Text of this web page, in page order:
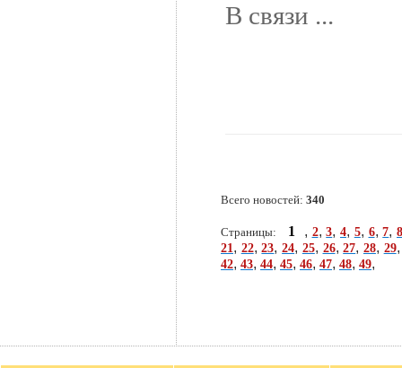
В связи ...
Всего новостей: 340
Страницы: 1 , 2,3, 4, 5, 6,7, 8
21, 22,23,24, 25, 26,27, 28, 29
42, 43, 44, 45, 46, 47, 48, 49,